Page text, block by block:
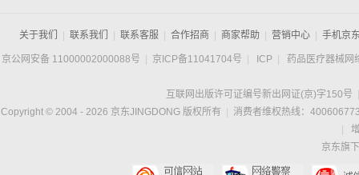
关于我们 联系我们 联系客服 合作招商 商家帮助 营销中心 手机京
京公网安备 11000002000088号 京ICP备11041704号 ICP 药品医疗器械网
互联网出版许可证编号新出网证(京)字150号
Copyright © 2004 - 2026 京东JINGDONG 版权所有
消费者维权热线：
京东旗